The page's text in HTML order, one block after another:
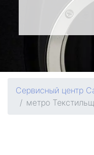
Сервисный центр
метро